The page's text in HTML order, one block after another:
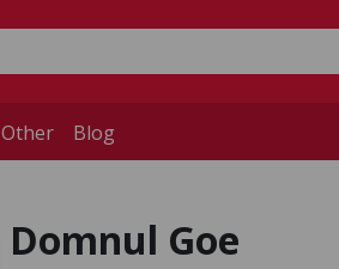
Other Blog
Domnul Goe